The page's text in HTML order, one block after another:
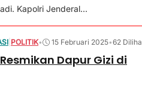
Kapolri Jenderal...
POLITIK• 15 Februari 2025•62
Dapur Gizi di